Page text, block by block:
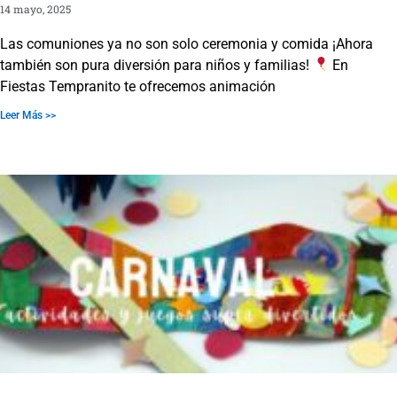
14 mayo, 2025
Las comuniones ya no son solo ceremonia y comida ¡Ahora
también son pura diversión para niños y familias!
En
Fiestas Tempranito te ofrecemos animación
Leer Más >>